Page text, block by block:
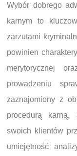
Wybór dobrego
karnym to
zarzutami
powinien
merytorycznej
prowadzeniu
zaznajomiony z
procedurą karną,
swoich klientów
umiejętność